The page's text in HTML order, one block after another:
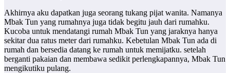
Akhirnya aku dapatkan juga seorang tukang pijat wanita. Namanya
Mbak Tun yang rumahnya juga tidak begitu jauh dari rumahku.
Kucoba untuk mendatangi rumah Mbak Tun yang jaraknya hanya
sekitar dua ratus meter dari rumahku. Kebetulan Mbak Tun ada di
rumah dan bersedia datang ke rumah untuk memijatku. setelah
berganti pakaian dan membawa sedikit perlengkapannya, Mbak Tun
mengikutiku pulang.